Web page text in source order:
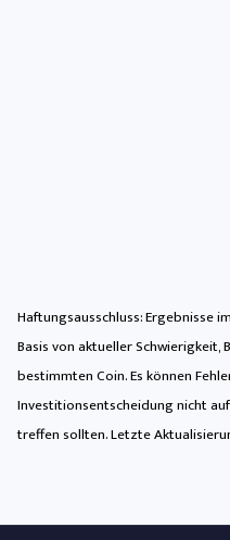
Haftungsausschluss: Ergebnisse
Basis von aktueller Schwierigkeit,
bestimmten Coin. Es können
Investitionsentscheidung nicht
treffen sollten. Letzte